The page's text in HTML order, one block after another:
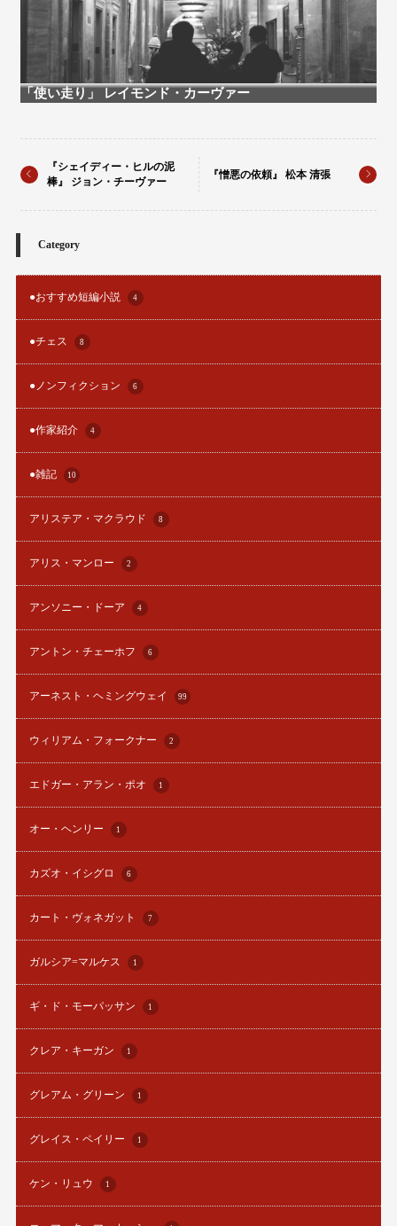
「使い走り」 レイモンド・カーヴァー
『シェイディー・ヒルの泥
棒』 ジョン・チーヴァー
『憎悪の依頼』 松本 清張
Category
●おすすめ短編小説 4
●チェス 8
●ノンフィクション 6
●作家紹介 4
●雑記 10
アリステア・マクラウド 8
アリス・マンロー 2
アンソニー・ドーア 4
アントン・チェーホフ 6
アーネスト・ヘミングウェイ 99
ウィリアム・フォークナー 2
エドガー・アラン・ポオ 1
オー・ヘンリー 1
カズオ・イシグロ 6
カート・ヴォネガット 7
ガルシア=マルケス 1
ギ・ド・モーパッサン 1
クレア・キーガン 1
グレアム・グリーン 1
グレイス・ペイリー 1
ケン・リュウ 1